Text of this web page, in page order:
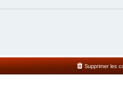
Supprimer les